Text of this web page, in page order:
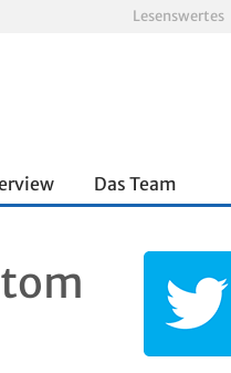
Lesenswertes
Das Team